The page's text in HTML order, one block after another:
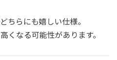
ちらにも嬉しい仕様。
くなる可能性があります。